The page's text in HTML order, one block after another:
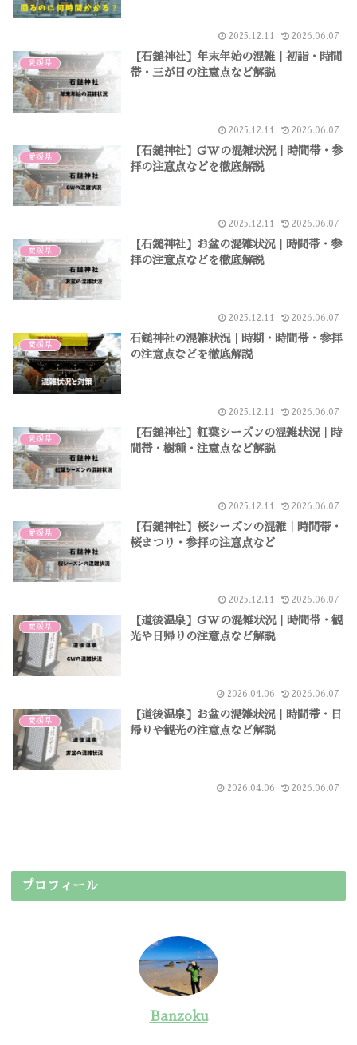
2025.12.11 2026.06.07
愛媛県
【石鎚神社】年末年始の混雑｜初詣・時間
帯・三が日の注意点など解説
2025.12.11 2026.06.07
愛媛県
【石鎚神社】GWの混雑状況｜時間帯・参
拝の注意点などを徹底解説
2025.12.11 2026.06.07
愛媛県
【石鎚神社】お盆の混雑状況｜時間帯・参
拝の注意点などを徹底解説
2025.12.11 2026.06.07
愛媛県
石鎚神社の混雑状況｜時期・時間帯・参拝
の注意点などを徹底解説
2025.12.11 2026.06.07
愛媛県
【石鎚神社】紅葉シーズンの混雑状況｜時
間帯・樹種・注意点など解説
2025.12.11 2026.06.07
愛媛県
【石鎚神社】桜シーズンの混雑｜時間帯・
桜まつり・参拝の注意点など
2025.12.11 2026.06.07
愛媛県
【道後温泉】GWの混雑状況｜時間帯・観
光や日帰りの注意点など解説
2026.04.06 2026.06.07
愛媛県
【道後温泉】お盆の混雑状況｜時間帯・日
帰りや観光の注意点など解説
2026.04.06 2026.06.07
プロフィール
Banzoku